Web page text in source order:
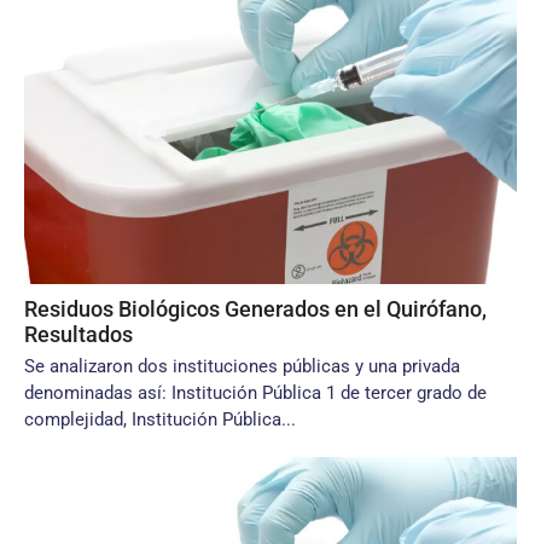
Residuos Biológicos Generados en el Quirófano,
Resultados
Se analizaron dos instituciones públi­cas y una privada
denominadas así: Institución Pública 1 de tercer grado de
complejidad, Institución Pública...